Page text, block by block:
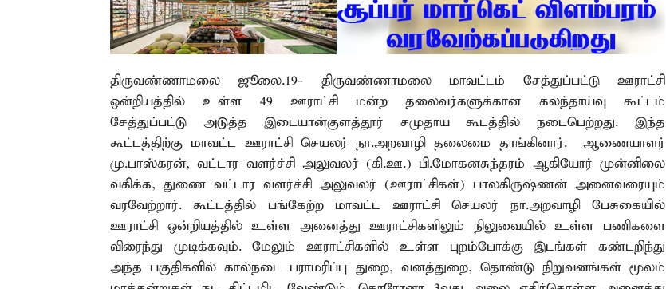
திருவண்ணாமலை ஜூலை.19- திருவண்ணாமலை மாவட்டம் சேத்துப்பட்டு ஊராட்சி
ஒன்றியத்தில் உள்ள 49 ஊராட்சி மன்ற தலைவர்களுக்கான கலந்தாய்வு கூட்டம்
சேத்துப்பட்டு அடுத்த இடையான்குளத்தூர் சமுதாய கூடத்தில் நடைபெற்றது. இந்த
கூட்டத்திற்கு மாவட்ட ஊராட்சி செயலர் நா.அறவாழி தலைமை தாங்கினார். ஆணையாளர்
மு.பாஸ்கரன், வட்டார வளர்ச்சி அலுவலர் (கி.ஊ.) பி.மோகனசுந்தரம் ஆகியோர் முன்னிலை
வகிக்க, துணை வட்டார வளர்ச்சி அலுவலர் (ஊராட்சிகள்) பாலகிருஷ்ணன் அனைவரையும்
வரவேற்றார். கூட்டத்தில் பங்கேற்ற மாவட்ட ஊராட்சி செயலர் நா.அறவாழி பேசுகையில்
ஊராட்சி ஒன்றியத்தில் உள்ள அனைத்து ஊராட்சிகளிலும் நிலுவையில் உள்ள பணிகளை
விரைந்து முடிக்கவும். மேலும் ஊராட்சிகளில் உள்ள புறம்போக்கு இடங்கள் கண்டறிந்து
அந்த பகுதிகளில் கால்நடை பராமரிப்பு துறை, வனத்துறை, தொண்டு நிறுவனங்கள் மூலம்